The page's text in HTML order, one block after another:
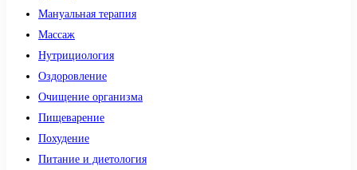
Мануальная терапия
Массаж
Нутрициология
Оздоровление
Очищение организма
Пищеварение
Похудение
Питание и диетология